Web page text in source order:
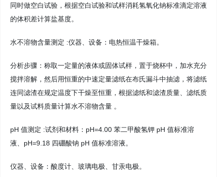
同时做空白试验，根据空白试验和试样消耗氢氧化钠标准滴定溶液
的体积差计算盐基度。
水不溶物含量测定 :仪器、设备：电热恒温干燥箱。
分析步骤：称取一定量的液体或固体试样，置于烧杯中，加水充分
搅拌溶解，然后用恒重的中速定量滤纸在布氏漏斗中抽滤，将滤纸
连同滤渣在规定温度下干燥至恒重，根据滤纸和滤渣质量、滤纸质
量以及试料质量计算水不溶物含量 。
pH 值测定 :试剂和材料：pH=4.00 苯二甲酸氢钾 pH 值标准溶
液、pH=9.18 四硼酸钠 pH 值标准溶液。
仪器、设备：酸度计、玻璃电极、甘汞电极。